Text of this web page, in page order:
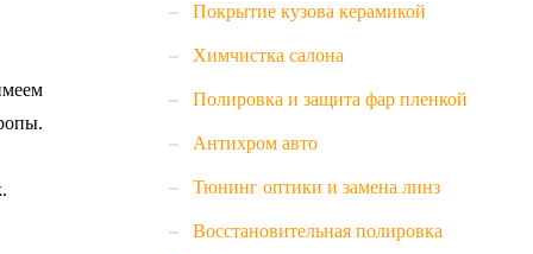
Покрытие кузова керамикой
Химчистка салона
Полировка и защита фар пленкой
Антихром авто
Тюнинг оптики и замена линз
Восстановительная полировка